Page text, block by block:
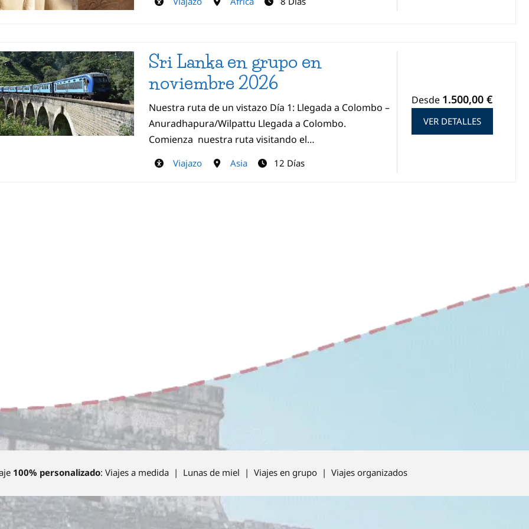
Sri Lanka en grupo en
noviembre 2026
Nuestra ruta de un vistazo Día 1: Llegada a Colombo –
Anuradhapura/Wilpattu Llegada a Colombo.
Comienza nuestra ruta visitando el…
Viajazo Asia 12 Días
Desde 1.500,00 €
VER DETALLES
100% personalizado: Viajes a medida | Lunas de miel | Viajes en grupo | Viajes organizados